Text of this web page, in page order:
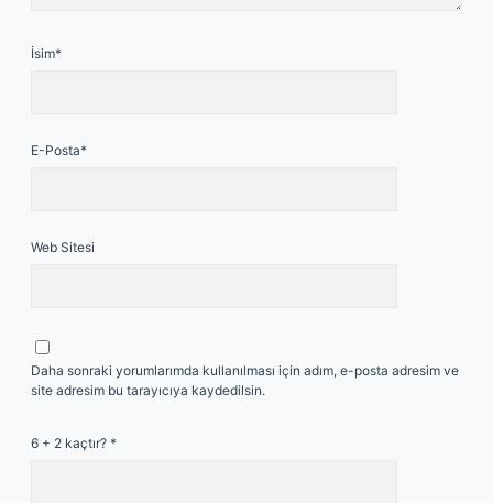
İsim*
E-Posta*
Web Sitesi
Daha sonraki yorumlarımda kullanılması için adım, e-posta adresim ve
site adresim bu tarayıcıya kaydedilsin.
6 + 2 kaçtır? *